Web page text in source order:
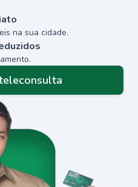
na sua cidade.